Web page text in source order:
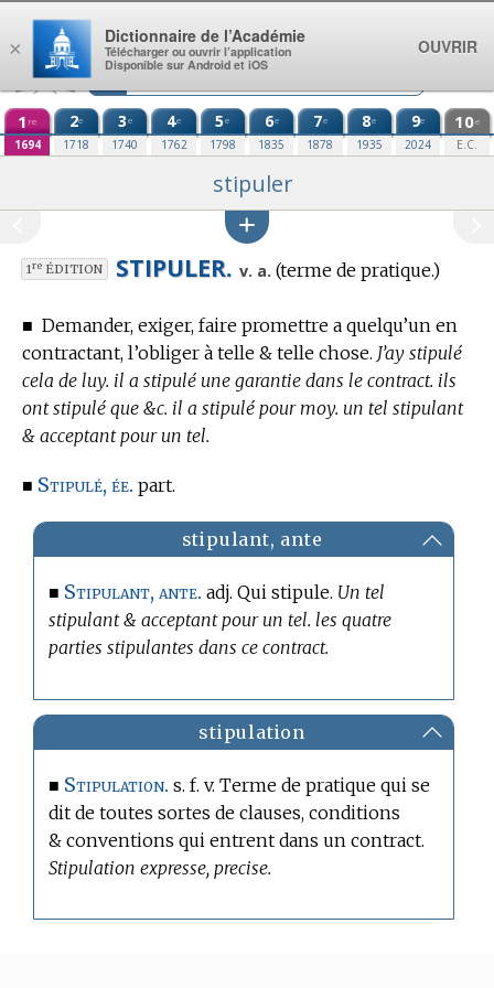
Aller au contenu
1 re
1694
2e
1718
3e
1740
4e
1762
5e
1798
6e
1835
7e
1878
8e
1935
9e
2024
10e
E.C.
stipuler
1reÉDITION STIPULER. v. a. (terme de pratique.)
■ Demander, exiger, faire promettre a quelqu’un en
contractant, l’obliger à telle & telle chose. J’ay stipulé
cela de luy. il a stipulé une garantie dans le contract. ils
ont stipulé que &c. il a stipulé pour moy. un tel stipulant
& acceptant pour un tel.
■ Stipulé, ée. part.
stipulant, ante
■ Stipulant, ante. adj. Qui stipule. Un tel
stipulant & acceptant pour un tel. les quatre
parties stipulantes dans ce contract.
stipulation
■ Stipulation. s. f. v.Terme de pratique qui se
dit de toutes sortes de clauses, conditions
& conventions qui entrent dans un contract.
Stipulation expresse, precise.
×
Dictionnaire de l’Académie
Télécharger ou ouvrir l’application
Disponible sur Android et iOS
OUVRIR